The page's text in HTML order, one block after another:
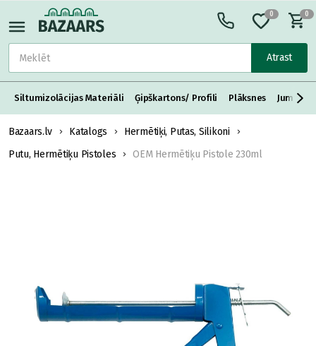
Atrast
0 0
Siltumizolācijas Materiāli Ģipškartons/ Profili Plāksnes Jumta
Bazaars.lv Katalogs
Hermētiķi, Putas, Silikoni
Putu, Hermētiķu Pistoles
OEM Hermētiķu Pistole 230ml